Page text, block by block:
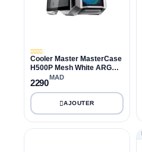
Cooler Master MasterCase
H500P Mesh White ARGB
Edition
2290
MAD